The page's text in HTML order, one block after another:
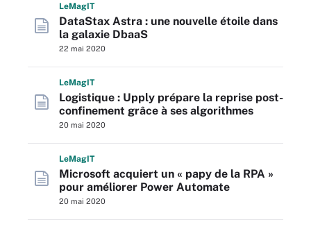
LeMagIT
DataStax Astra : une nouvelle étoile dans
la galaxie DbaaS
22 mai 2020
LeMagIT
Logistique : Upply prépare la reprise post-
confinement grâce à ses algorithmes
20 mai 2020
LeMagIT
Microsoft acquiert un « papy de la RPA »
pour améliorer Power Automate
20 mai 2020